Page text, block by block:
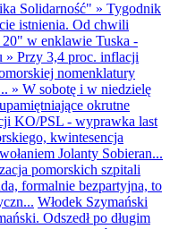
Solidarność" » Tygodnik
istnienia. Od chwili
w enklawie Tuska -
» Przy 3,4 proc. inflacji
nomenklatury
» W sobotę i w niedzielę
okrutne
KO/PSL - wyprawka last
kwintesencja
Jolanty Sobieran...
pomorskich szpitali
formalnie bezpartyjna, to
Włodek Szymański
Odszedł po długim